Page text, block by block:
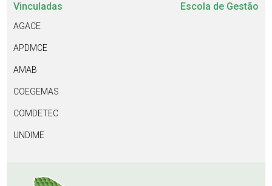
Vinculadas
AGACE
APDMCE
AMAB
COEGEMAS
COMDETEC
UNDIME
Escola de Gestão